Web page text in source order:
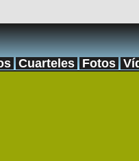
Cuarteles Fotos